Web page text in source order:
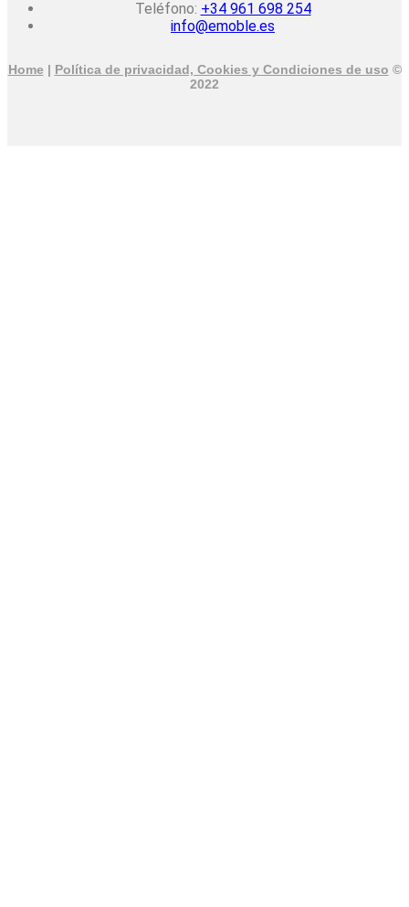
Teléfono: +34 961 698 254
info@emoble.es
Home | Política de privacidad, Cookies y Condiciones de uso ©
2022